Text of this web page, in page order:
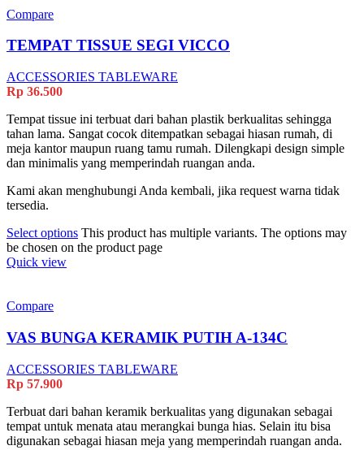
Compare
TEMPAT TISSUE SEGI VICCO
ACCESSORIES TABLEWARE
Rp 36.500
Tempat tissue ini terbuat dari bahan plastik berkualitas sehingga
tahan lama. Sangat cocok ditempatkan sebagai hiasan rumah, di
meja kantor maupun ruang tamu rumah. Dilengkapi design simple
dan minimalis yang memperindah ruangan anda.
Kami akan menghubungi Anda kembali, jika request warna tidak
tersedia.
Select options This product has multiple variants. The options may
be chosen on the product page
Quick view
Compare
VAS BUNGA KERAMIK PUTIH A-134C
ACCESSORIES TABLEWARE
Rp 57.900
Terbuat dari bahan keramik berkualitas yang digunakan sebagai
tempat untuk menata atau merangkai bunga hias. Selain itu bisa
digunakan sebagai hiasan meja yang memperindah ruangan anda.